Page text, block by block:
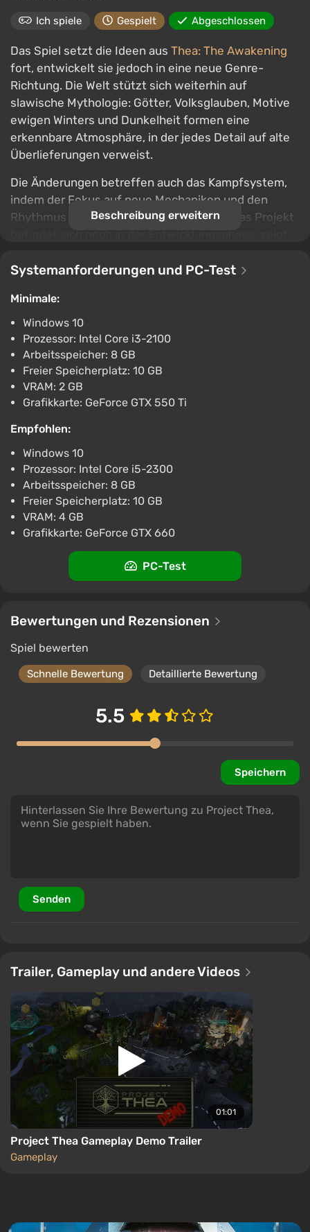
Ich spiele Gespielt Abgeschlossen
Das Spiel setzt die Ideen aus Thea: The Awakening
fort, entwickelt sie jedoch in eine neue Genre-
Richtung. Die Welt stützt sich weiterhin auf
slawische Mythologie: Götter, Volksglauben, Motive
ewigen Winters und Dunkelheit formen eine
erkennbare Atmosphäre, in der jedes Detail auf alte
Überlieferungen verweist.
Die Änderungen betreffen auch das Kampfsystem,
indem der Fokus auf neue Mechaniken und den
Rhythmus der Kämpfe verschoben wird. Das Projekt
Serie zu bewahren, indem es keine abstrakte dunkle
kultureller Grundlage. Vertraute Bilder werden hier
anders entfaltet, was ein Gefühl für einen frischen
Blick auf slawische Folklore im Spielformat schafft.
Beschreibung erweitern
Systemanforderungen und PC-Test
Minimale:
Windows 10
Prozessor: Intel Core i3-2100
Arbeitsspeicher: 8 GB
Freier Speicherplatz: 10 GB
VRAM: 2 GB
Grafikkarte: GeForce GTX 550 Ti
Empfohlen:
Windows 10
Prozessor: Intel Core i5-2300
Arbeitsspeicher: 8 GB
Freier Speicherplatz: 10 GB
VRAM: 4 GB
Grafikkarte: GeForce GTX 660
PC-Test
Bewertungen und Rezensionen
Spiel bewerten
Schnelle Bewertung Detaillierte Bewertung
5.5
Speichern
Senden
Trailer, Gameplay und andere Videos
01:01
Project Thea Gameplay Demo Trailer
Gameplay